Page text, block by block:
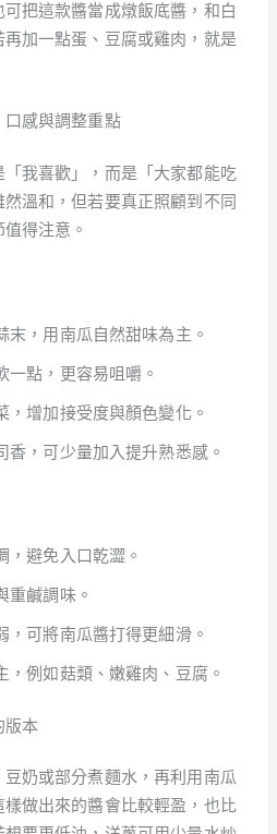
把這款醬當成燉飯底醬，和白
加一點蛋、豆腐或雞肉，就是
感與調整重點
我喜歡」，而是「大家都能吃
溫和，但若要真正照顧到不同
得注意。
末，用南瓜自然甜味為主。
一點，更容易咀嚼。
，增加接受度與顏色變化。
香，可少量加入提升熟悉感。
，避免入口乾澀。
重鹹調味。
，可將南瓜醬打得更細滑。
，例如菇類、嫩雞肉、豆腐。
版本
奶或部分煮麵水，再利用南瓜
做出來的醬會比較輕盈，也比